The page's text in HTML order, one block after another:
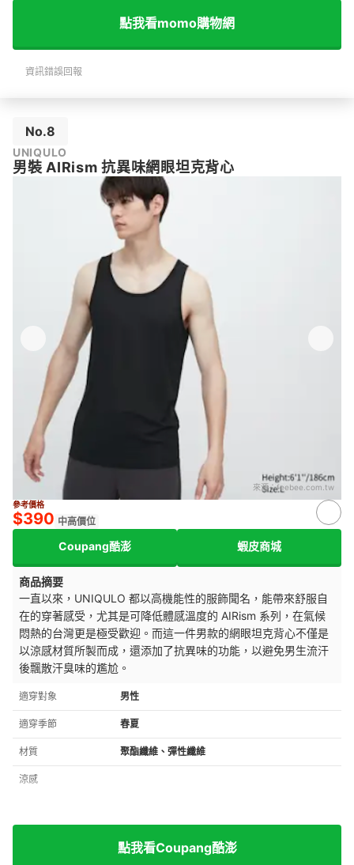
點我看momo購物網
資訊錯誤回報
No.8
UNIQULO
男裝 AIRism 抗異味網眼坦克背心
來源：feebee.com.tw
參考價格
$390 中高價位
Coupang酷澎 蝦皮商城
商品摘要
一直以來，UNIQULO 都以高機能性的服飾聞名，能帶來舒服自
在的穿著感受，尤其是可降低體感溫度的 AIRism 系列，在氣候
悶熱的台灣更是極受歡迎。而這一件男款的網眼坦克背心不僅是
以涼感材質所製而成，還添加了抗異味的功能，以避免男生流汗
後飄散汗臭味的尷尬。
適穿對象 男性
適穿季節 春夏
材質 聚酯纖維、彈性纖維
涼感
點我看Coupang酷澎